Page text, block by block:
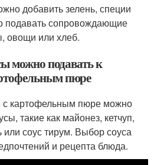
добавить зелень, специи
подавать сопровождающие
овощи или хлеб.
можно подавать к
пюре
с картофельным пюре можно
такие как майонез, кетчуп,
соус тирум. Выбор соуса
и рецепта блюда.